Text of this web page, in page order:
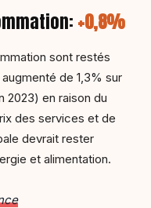
+0,8%
sont restés
de 1,3% sur
2023) en raison du
des services et de
devrait rester
et alimentation.